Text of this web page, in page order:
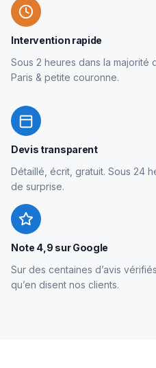
Intervention rapide
Sous 2 heures dans la majorité
Paris & petite couronne.
Devis transparent
Détaillé, écrit, gratuit. Sous 24
de surprise.
Note 4,9 sur Google
Sur des centaines d’avis
qu’en disent nos clients.